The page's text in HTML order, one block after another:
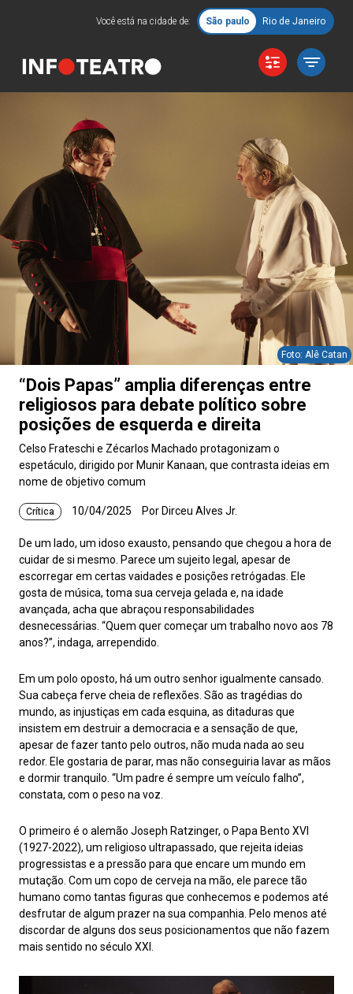
Você está na cidade de: São paulo Rio de Janeiro
Foto: Alê Catan
“Dois Papas” amplia diferenças entre
religiosos para debate político sobre
posições de esquerda e direita
Celso Frateschi e Zécarlos Machado protagonizam o
espetáculo, dirigido por Munir Kanaan, que contrasta ideias em
nome de objetivo comum
Crítica 10/04/2025 Por Dirceu Alves Jr.
De um lado, um idoso exausto, pensando que chegou a hora de
cuidar de si mesmo. Parece um sujeito legal, apesar de
escorregar em certas vaidades e posições retrógadas. Ele
gosta de música, toma sua cerveja gelada e, na idade
avançada, acha que abraçou responsabilidades
desnecessárias. “Quem quer começar um trabalho novo aos 78
anos?”, indaga, arrependido.
Em um polo oposto, há um outro senhor igualmente cansado.
Sua cabeça ferve cheia de reflexões. São as tragédias do
mundo, as injustiças em cada esquina, as ditaduras que
insistem em destruir a democracia e a sensação de que,
apesar de fazer tanto pelo outros, não muda nada ao seu
redor. Ele gostaria de parar, mas não conseguiria lavar as mãos
e dormir tranquilo. “Um padre é sempre um veículo falho”,
constata, com o peso na voz.
O primeiro é o alemão Joseph Ratzinger, o Papa Bento XVI
(1927-2022), um religioso ultrapassado, que rejeita ideias
progressistas e a pressão para que encare um mundo em
mutação. Com um copo de cerveja na mão, ele parece tão
humano como tantas figuras que conhecemos e podemos até
desfrutar de algum prazer na sua companhia. Pelo menos até
discordar de alguns dos seus posicionamentos que não fazem
mais sentido no século XXI.